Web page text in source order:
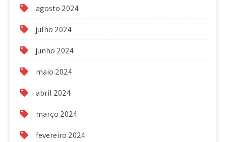
agosto 2024
julho 2024
junho 2024
maio 2024
abril 2024
março 2024
fevereiro 2024